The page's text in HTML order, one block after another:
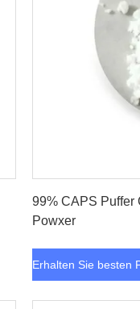
99% CAPS Puffer
Powxer
Erhalten Sie besten